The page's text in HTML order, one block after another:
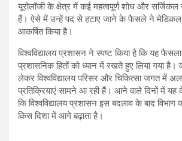
यूरोलॉजी के क्षेत्र में कई महत्वपूर्ण शोध और सर्जिकल
हैं। ऐसे में उन्हें पद से हटाए जाने के फैसले ने मेडिकल
आकर्षित किया है।
विश्वविद्यालय प्रशासन ने स्पष्ट किया है कि यह
प्रशासनिक हितों को ध्यान में रखते हुए लिया गया है।
लेकर विश्वविद्यालय परिसर और चिकित्सा जगत में
प्रतिक्रियाएं सामने आ रही हैं। आने वाले दिनों में यह
कि विश्वविद्यालय प्रशासन इस बदलाव के बाद विभाग
किस दिशा में आगे बढ़ाता है।